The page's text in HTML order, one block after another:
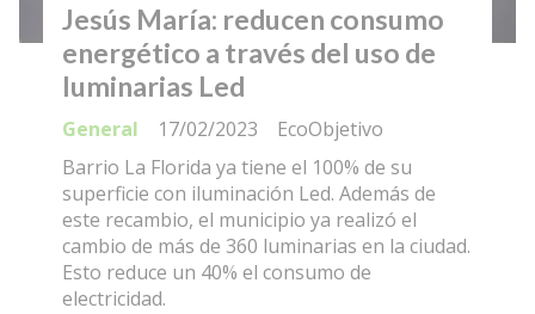
Jesús María: reducen consumo
energético a través del uso de
luminarias Led
EcoObjetivo
General
17/02/2023
Barrio La Florida ya tiene el 100% de su
superficie con iluminación Led. Además de
este recambio, el municipio ya realizó el
cambio de más de 360 luminarias en la ciudad.
Esto reduce un 40% el consumo de
electricidad.